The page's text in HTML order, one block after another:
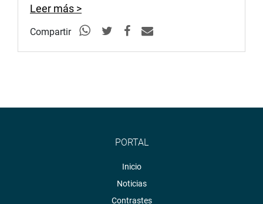
Leer más >
Compartir
PORTAL
Inicio
Noticias
Contrastes